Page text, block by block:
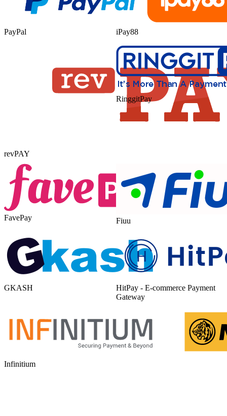
PayPal iPay88
revPAY
RinggitPay
FavePay Fiuu
GKASH
HitPay - E-commerce Payment
Gateway
Infinitium